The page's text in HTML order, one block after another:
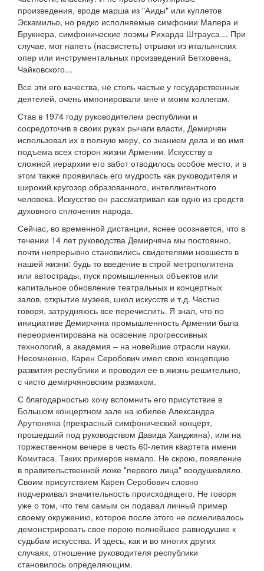
произведения, вроде марша из "Аиды" или куплетов
Эскамильо, но редко исполняемые симфонии Малера и
Брукнера, симфонические поэмы Рихарда Штрауса… При
случае, мог напеть (насвистеть) отрывки из итальянских
опер или инструментальных произведений Бетховена,
Чайковского…
Все эти его качества, не столь частые у государственных
деятелей, очень импонировали мне и моим коллегам.
Став в 1974 году руководителем республики и
сосредоточив в своих руках рычаги власти, Демирчян
использовал их в полную меру, со знанием дела и во имя
подъема всех сторон жизни Армении. Искусству в
сложной иерархии его забот отводилось особое место, и в
этом также проявилась его мудрость как руководителя и
широкий кругозор образованного, интеллигентного
человека. Искусство он рассматривал как одно из средств
духовного сплочения народа.
Сейчас, во временной дистанции, яснее осознается, что в
течении 14 лет руководства Демирчяна мы постоянно,
почти непрерывно становились свидетелями новшеств в
нашей жизни: будь то введение в строй метрополитена
или автострады, пуск промышленных объектов или
капитальное обновление театральных и концертных
залов, открытие музеев, школ искусств и т.д. Честно
говоря, затрудняюсь все перечислить. Я знал, что по
инициативе Демирчяна промышленность Армении была
переориентирована на освоение прогрессивных
технологий, а академия – на новейшие отрасли науки.
Несомненно, Карен Серобович имел свою концепцию
развития республики и проводил ее в жизнь решительно,
с чисто демирчяновским размахом.
С благодарностью хочу вспомнить его присутствие в
Большом концертном зале на юбилее Александра
Арутюняна (прекрасный симфонический концерт,
прошедший под руководством Давида Ханджяна), или на
торжественном вечере в честь 60-летия квартета имени
Комитаса. Таких примеров немало. Не скрою, появление
в правительственной ложе "первого лица" воодушевляло.
Своим присутствием Карен Серобович словно
подчеркивал значительность происходящего. Не говоря
уже о том, что тем самым он подавал личный пример
своему окружению, которое после этого не осмеливалось
демонстрировать свое порою полнейшее равнодушие к
судьбам искусства. И здесь, как и во многих других
случаях, отношение руководителя республики
становилось определяющим.